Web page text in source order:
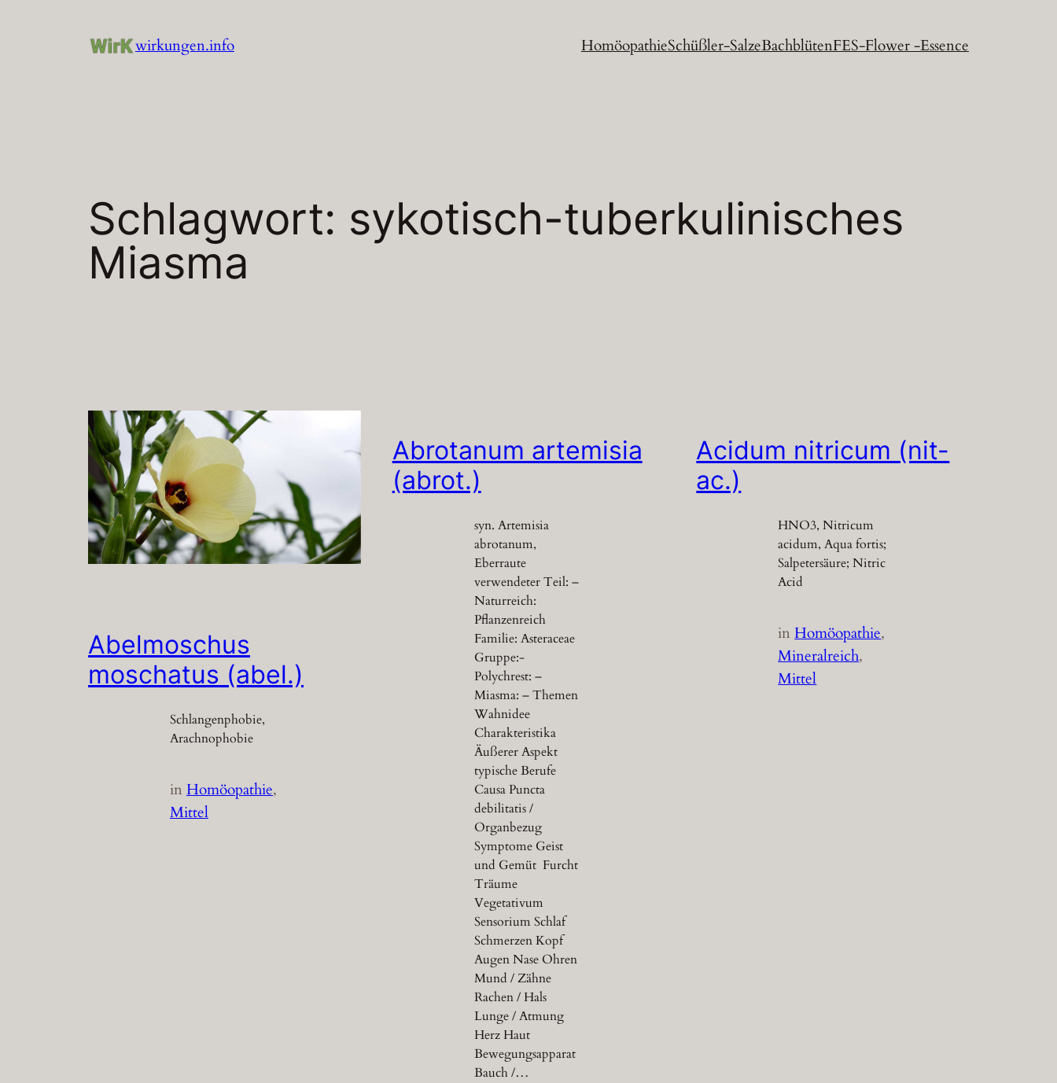
wirkungen.info HomöopathieSchüßler-SalzeBachblütenFES-Flower -Essence
Schlagwort: sykotisch-tuberkulinisches
Miasma
Abelmoschus
moschatus (abel.)
Schlangenphobie,
Arachnophobie
inHomöopathie
Mittel
Abrotanum artemisia
(abrot.)
syn. Artemisia
abrotanum,
Eberraute
verwendeter Teil: –
Naturreich:
Pflanzenreich
Familie: Asteraceae
Gruppe:-
Polychrest: –
Miasma: – Themen
Wahnidee
Charakteristika
Äußerer Aspekt
typische Berufe
Causa Puncta
debilitatis /
Organbezug
Symptome Geist
und Gemüt Furcht
Träume
Vegetativum
Sensorium Schlaf
Schmerzen Kopf
Augen Nase Ohren
Mund / Zähne
Rachen / Hals
Lunge / Atmung
Herz Haut
Bewegungsapparat
Bauch /…
Acidum nitricum (nit-
ac.)
HNO3, Nitricum
acidum, Aqua fortis;
Salpetersäure; Nitric
Acid
inHomöopathie
Mineralreich
Mittel